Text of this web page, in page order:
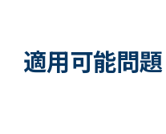
適用可能問題